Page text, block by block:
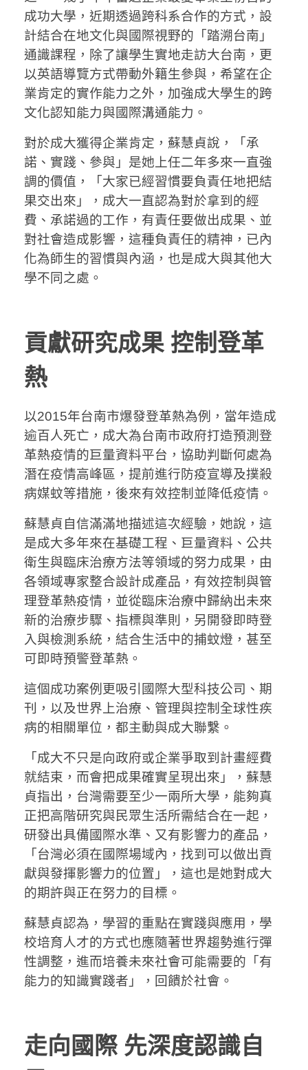
成功大學，近期透過跨科系合作的方式，設
計結合在地文化與國際視野的「踏溯台南」
通識課程，除了讓學生實地走訪大台南，更
以英語導覽方式帶動外籍生參與，希望在企
業肯定的實作能力之外，加強成大學生的跨
文化認知能力與國際溝通能力。
對於成大獲得企業肯定，蘇慧貞說，「承
諾、實踐、參與」是她上任二年多來一直強
調的價值，「大家已經習慣要負責任地把結
果交出來」，成大一直認為對於拿到的經
費、承諾過的工作，有責任要做出成果、並
對社會造成影響，這種負責任的精神，已內
化為師生的習慣與內涵，也是成大與其他大
學不同之處。
貢獻研究成果 控制登革
熱
以2015年台南市爆發登革熱為例，當年造成
逾百人死亡，成大為台南市政府打造預測登
革熱疫情的巨量資料平台，協助判斷何處為
潛在疫情高峰區，提前進行防疫宣導及撲殺
病媒蚊等措施，後來有效控制並降低疫情。
蘇慧貞自信滿滿地描述這次經驗，她說，這
是成大多年來在基礎工程、巨量資料、公共
衛生與臨床治療方法等領域的努力成果，由
各領域專家整合設計成產品，有效控制與管
理登革熱疫情，並從臨床治療中歸納出未來
新的治療步驟、指標與準則，另開發即時登
入與檢測系統，結合生活中的捕蚊燈，甚至
可即時預警登革熱。
這個成功案例更吸引國際大型科技公司、期
刊，以及世界上治療、管理與控制全球性疾
病的相關單位，都主動與成大聯繫。
「成大不只是向政府或企業爭取到計畫經費
就結束，而會把成果確實呈現出來」，蘇慧
貞指出，台灣需要至少一兩所大學，能夠真
正把高階研究與民眾生活所需結合在一起，
研發出具備國際水準、又有影響力的產品，
「台灣必須在國際場域內，找到可以做出貢
獻與發揮影響力的位置」，這也是她對成大
的期許與正在努力的目標。
蘇慧貞認為，學習的重點在實踐與應用，學
校培育人才的方式也應隨著世界趨勢進行彈
性調整，進而培養未來社會可能需要的「有
能力的知識實踐者」，回饋於社會。
走向國際 先深度認識自